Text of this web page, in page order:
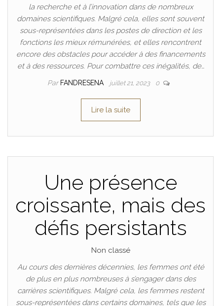
la recherche et à l’innovation dans de nombreux
domaines scientifiques. Malgré cela, elles sont souvent
sous-représentées dans les postes de direction et les
fonctions les mieux rémunérées, et elles rencontrent
encore des obstacles pour accéder à des financements
et à des ressources. Pour combattre ces inégalités, de…
Par FANDRESENA juillet 21, 2023 0
Lire la suite
Une présence
croissante, mais des
défis persistants
Non classé
Au cours des dernières décennies, les femmes ont été
de plus en plus nombreuses à s’engager dans des
carrières scientifiques. Malgré cela, les femmes restent
sous-représentées dans certains domaines, tels que les